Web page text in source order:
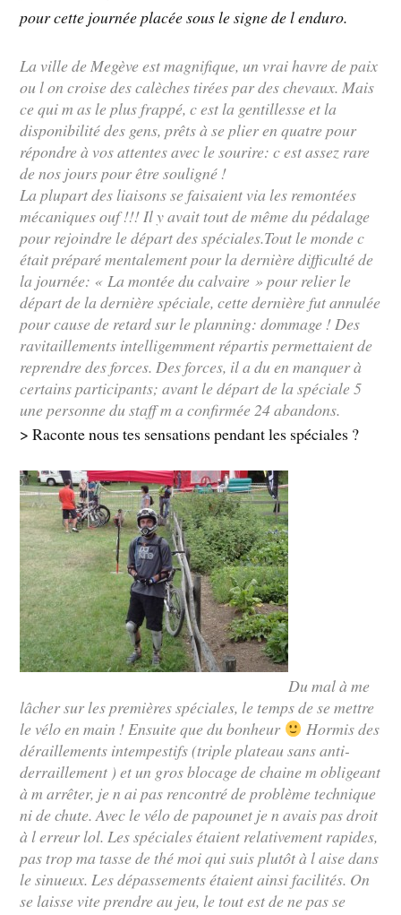
pour cette journée placée sous le signe de l enduro.
La ville de Megève est magnifique, un vrai havre de paix
ou l on croise des calèches tirées par des chevaux. Mais
ce qui m as le plus frappé, c est la gentillesse et la
disponibilité des gens, prêts à se plier en quatre pour
répondre à vos attentes avec le sourire: c est assez rare
de nos jours pour être souligné !
La plupart des liaisons se faisaient via les remontées
mécaniques ouf !!! Il y avait tout de même du pédalage
pour rejoindre le départ des spéciales.Tout le monde c
était préparé mentalement pour la dernière difficulté de
la journée: « La montée du calvaire » pour relier le
départ de la dernière spéciale, cette dernière fut annulée
pour cause de retard sur le planning: dommage ! Des
ravitaillements intelligemment répartis permettaient de
reprendre des forces. Des forces, il a du en manquer à
certains participants; avant le départ de la spéciale 5
une personne du staff m a confirmée 24 abandons.
> Raconte nous tes sensations pendant les spéciales ?
Du mal à me
lâcher sur les premières spéciales, le temps de se mettre
le vélo en main ! Ensuite que du bonheur
Hormis des
déraillements intempestifs (triple plateau sans anti-
derraillement ) et un gros blocage de chaine m obligeant
à m arrêter, je n ai pas rencontré de problème technique
ni de chute. Avec le vélo de papounet je n avais pas droit
à l erreur lol. Les spéciales étaient relativement rapides,
pas trop ma tasse de thé moi qui suis plutôt à l aise dans
le sinueux. Les dépassements étaient ainsi facilités. On
se laisse vite prendre au jeu, le tout est de ne pas se